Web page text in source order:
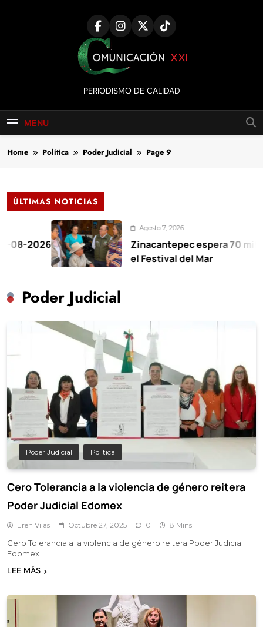
Comunicación
XXI
PERIODISMO DE CALIDAD
MENU
Home Política Poder Judicial Page 9
ÚLTIMAS NOTICIAS
Agosto 7, 2026
Zinacantepec espera 70 mil visitantes
el Festival del Mar
Poder Judicial
Poder Judicial Política
Cero Tolerancia a la violencia de género reitera
Poder Judicial Edomex
Eren Vilas Octubre 27, 2025 0 8 Mins
Cero Tolerancia a la violencia de género reitera Poder Judicial
Edomex
LEE MÁS